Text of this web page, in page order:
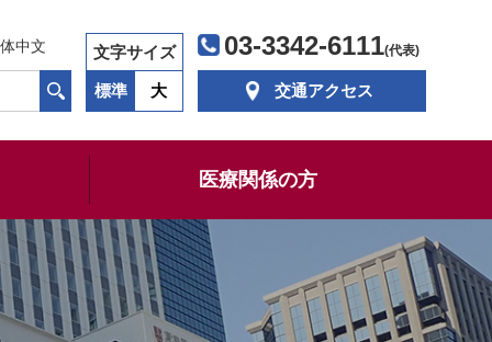
中文 文字サイズ
標準 大
03-3342-6111(代表)
交通アクセス
医療関係の方